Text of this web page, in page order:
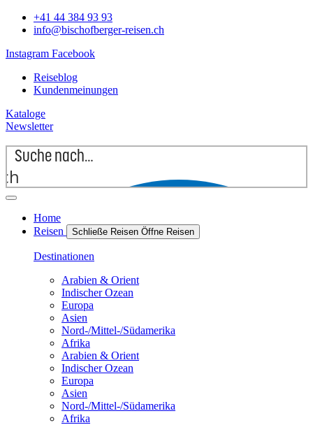
+41 44 384 93 93
info@bischofberger-reisen.ch
Instagram Facebook
Reiseblog
Kundenmeinungen
Kataloge
Newsletter
Home
Reisen
Schließe Reisen Öffne Reisen
Destinationen
Arabien & Orient
Indischer Ozean
Europa
Asien
Nord-/Mittel-/Südamerika
Afrika
Arabien & Orient
Indischer Ozean
Europa
Asien
Nord-/Mittel-/Südamerika
Afrika